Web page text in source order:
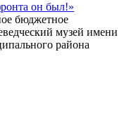
он был!»
бюджетное
музей имени
района